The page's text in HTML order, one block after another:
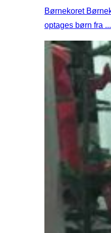
Børnekoret
optages børn fra ...